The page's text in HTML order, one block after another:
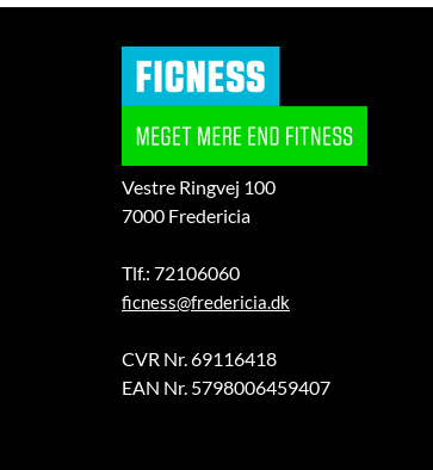
Vestre Ringvej 100
7000 Fredericia
Tlf.: 72106060
ficness@fredericia.dk
CVR Nr. 69116418
EAN Nr. 5798006459407